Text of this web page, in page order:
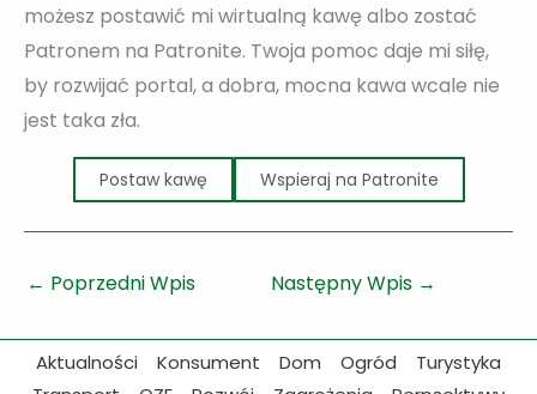
możesz postawić mi wirtualną kawę albo zostać
Patronem na Patronite. Twoja pomoc daje mi siłę,
by rozwijać portal, a dobra, mocna kawa wcale nie
jest taka zła.
Postaw kawę Wspieraj na Patronite
← Poprzedni Wpis Następny Wpis →
Aktualności Konsument Dom Ogród
Turystyka